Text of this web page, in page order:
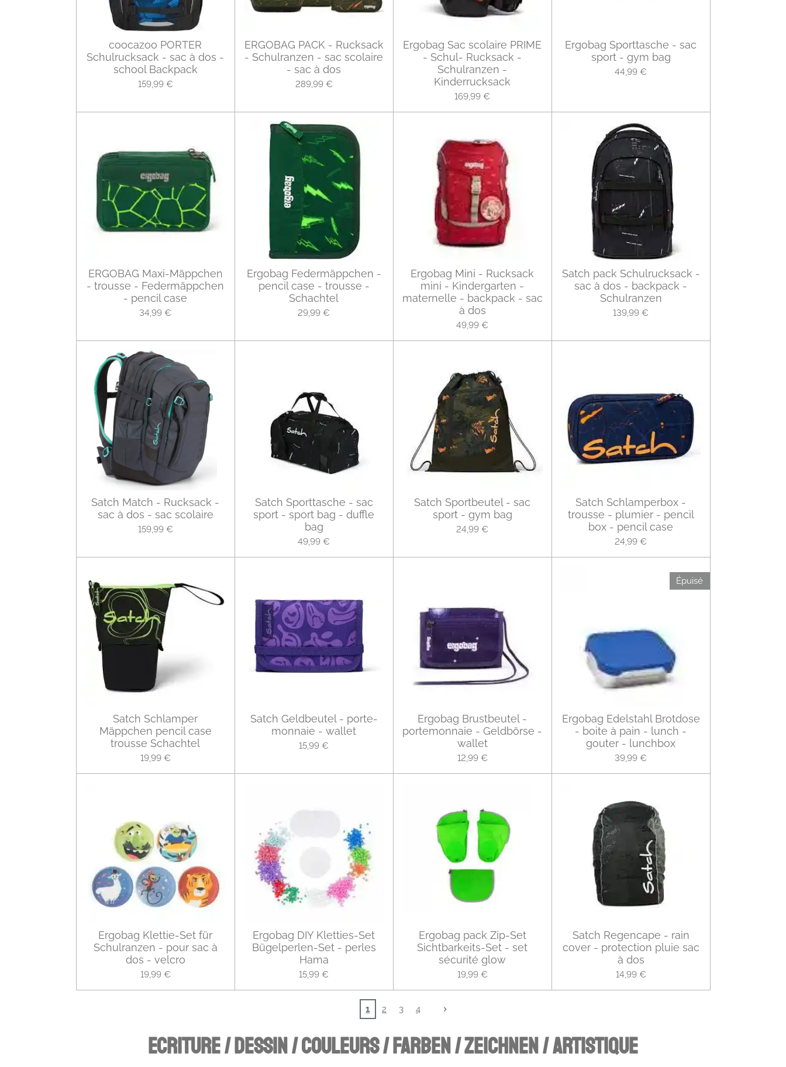
coocazoo PORTER
Schulrucksack - sac à dos -
school Backpack
159,99 €
ERGOBAG PACK - Rucksack
- Schulranzen - sac scolaire
- sac à dos
289,99 €
Ergobag Sac scolaire PRIME
- Schul- Rucksack -
Schulranzen -
Kinderrucksack
169,99 €
Ergobag Sporttasche - sac
sport - gym bag
44,99 €
ERGOBAG Maxi-Mäppchen
- trousse - Federmäppchen
- pencil case
34,99 €
Ergobag Federmäppchen -
pencil case - trousse -
Schachtel
29,99 €
Ergobag Mini - Rucksack
mini - Kindergarten -
maternelle - backpack - sac
à dos
49,99 €
Satch pack Schulrucksack -
sac à dos - backpack -
Schulranzen
139,99 €
Satch Match - Rucksack -
sac à dos - sac scolaire
159,99 €
Satch Sporttasche - sac
sport - sport bag - duffle
bag
49,99 €
Satch Sportbeutel - sac
sport - gym bag
24,99 €
Satch Schlamperbox -
trousse - plumier - pencil
box - pencil case
24,99 €
Satch Schlamper
Mäppchen pencil case
trousse Schachtel
19,99 €
Satch Geldbeutel - porte-
monnaie - wallet
15,99 €
Ergobag Brustbeutel -
portemonnaie - Geldbörse -
wallet
12,99 €
Épuisé
Ergobag Edelstahl Brotdose
- boite à pain - lunch -
gouter - lunchbox
39,99 €
Ergobag Klettie-Set für
Schulranzen - pour sac à
dos - velcro
19,99 €
Ergobag DIY Kletties-Set
Bügelperlen-Set - perles
Hama
15,99 €
Ergobag pack Zip-Set
Sichtbarkeits-Set - set
sécurité glow
19,99 €
Satch Regencape - rain
cover - protection pluie sac
à dos
14,99 €
1 2 3 4
ECRITURE / DESSIN / COULEURS / FARBEN / ZEICHNEN / ARTISTIQUE